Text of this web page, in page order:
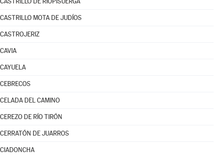
CASTRILLO MOTA DE JUDÍOS
CASTROJERIZ
CAVIA
CAYUELA
CEBRECOS
CELADA DEL CAMINO
CEREZO DE RÍO TIRÓN
CERRATÓN DE JUARROS
CIADONCHA